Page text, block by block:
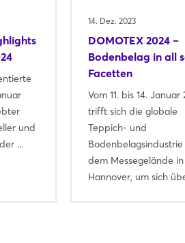
und
...
14. Dez. 2023
DOMOTEX 2024 –
Bodenbelag in all
Facetten
Vom 11. bis 14. Januar
trifft sich die globale
Teppich- und
dem Messegelände in
Hannover, um sich